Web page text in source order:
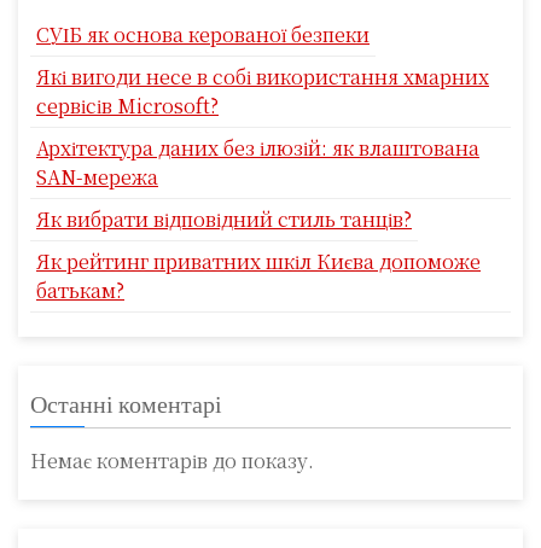
СУІБ як основа керованої безпеки
Які вигоди несе в собі використання хмарних
сервісів Microsoft?
Архітектура даних без ілюзій: як влаштована
SAN-мережа
Як вибрати відповідний стиль танців?
Як рейтинг приватних шкіл Києва допоможе
батькам?
Останні коментарі
Немає коментарів до показу.